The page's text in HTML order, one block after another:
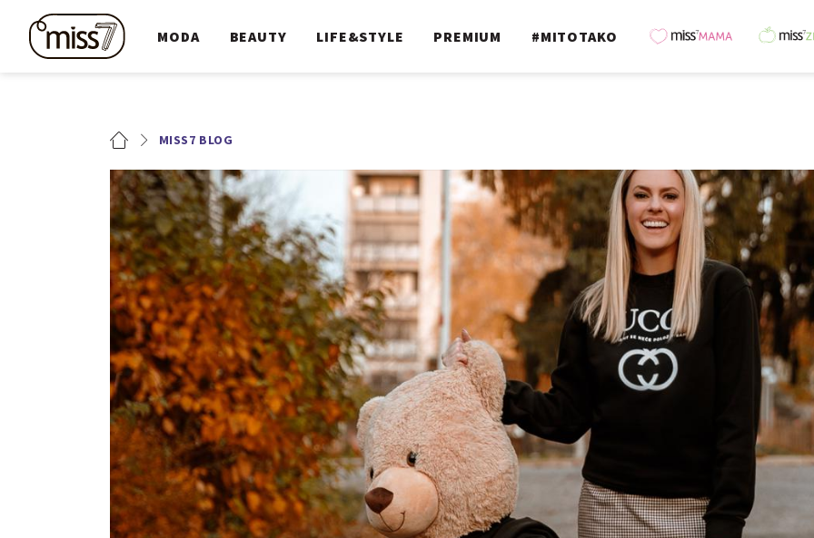
MODA BEAUTY LIFE&STYLE PREMIUM #MITOTAKO
MISS7 BLOG